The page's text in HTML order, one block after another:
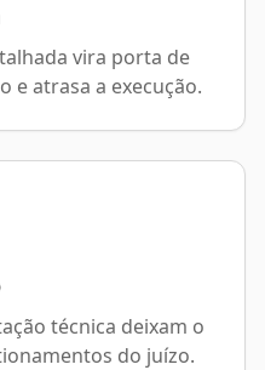
vira porta de
e atrasa a execução.
técnica deixam o
do juízo.